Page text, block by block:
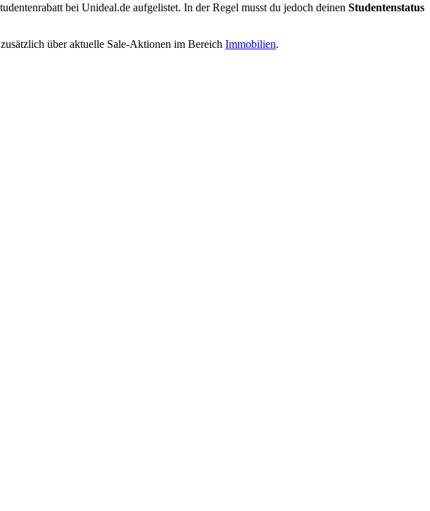
bei Unideal.de aufgelistet. In der Regel musst du jedoch deinen Studentenstatus
über aktuelle Sale-Aktionen im Bereich Immobilien.